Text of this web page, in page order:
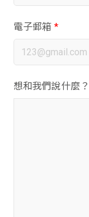
電子郵箱 *
想和我們說什麼？